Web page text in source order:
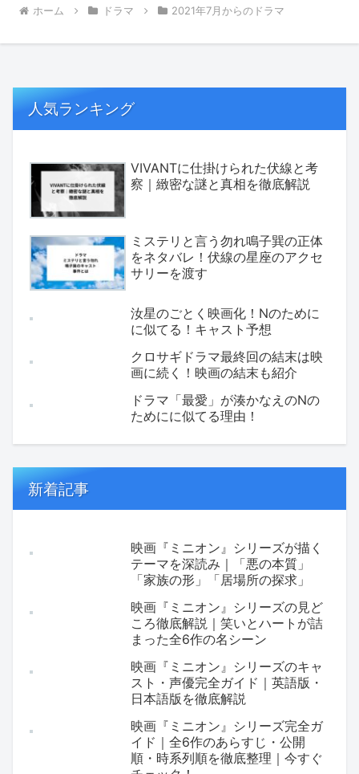
ホーム ドラマ 2021年7月からのドラマ
人気ランキング
VIVANTに仕掛けられた伏線と考
察｜緻密な謎と真相を徹底解説
ミステリと言う勿れ鳴子巽の正体
をネタバレ！伏線の星座のアクセ
サリーを渡す
汝星のごとく映画化！Nのために
に似てる！キャスト予想
クロサギドラマ最終回の結末は映
画に続く！映画の結末も紹介
ドラマ「最愛」が湊かなえのNの
ためにに似てる理由！
新着記事
映画『ミニオン』シリーズが描く
テーマを深読み｜「悪の本質」
「家族の形」「居場所の探求」
映画『ミニオン』シリーズの見ど
ころ徹底解説｜笑いとハートが詰
まった全6作の名シーン
映画『ミニオン』シリーズのキャ
スト・声優完全ガイド｜英語版・
日本語版を徹底解説
映画『ミニオン』シリーズ完全ガ
イド｜全6作のあらすじ・公開
順・時系列順を徹底整理｜今すぐ